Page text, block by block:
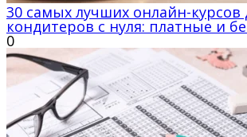
30 самых лучших онлайн-курсов
кондитеров с нуля: платные и
0